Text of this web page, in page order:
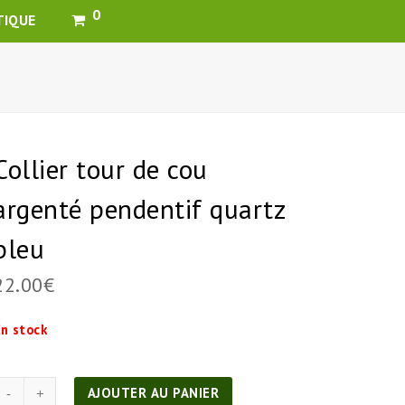
0
tour de cou
pendentif quartz
€
stock
quantité
AJOUTER AU PANIER